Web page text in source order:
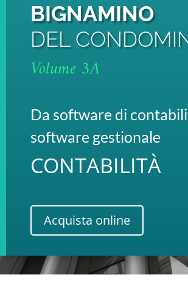
BIGNAMINO
DEL
Volume 3A
Da software di
software gestionale
CONTABILITÀ
Acquista online